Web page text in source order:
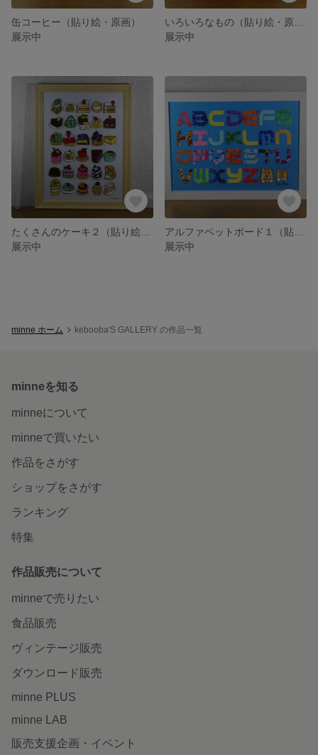
缶コーヒー（貼り絵・原画）
展示中
展示中
展示中
展示中
minne ホーム kebooba'S GALLERY の作品一覧
minneを知る
minneについて
minneで買いたい
作品をさがす
ショップをさがす
ランキング
特集
作品販売について
minneで売りたい
食品販売
ヴィンテージ販売
ダウンロード販売
minne PLUS
minne LAB
販売支援企画・イベント